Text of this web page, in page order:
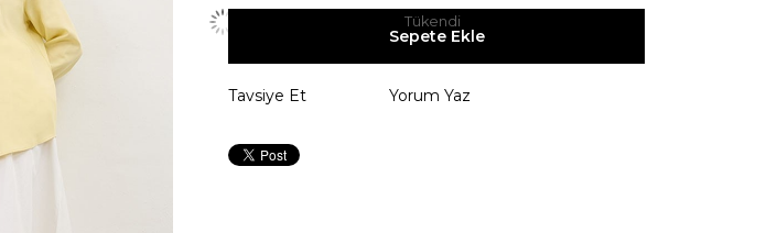
Tükendi
Tavsiye Et Yorum Yaz